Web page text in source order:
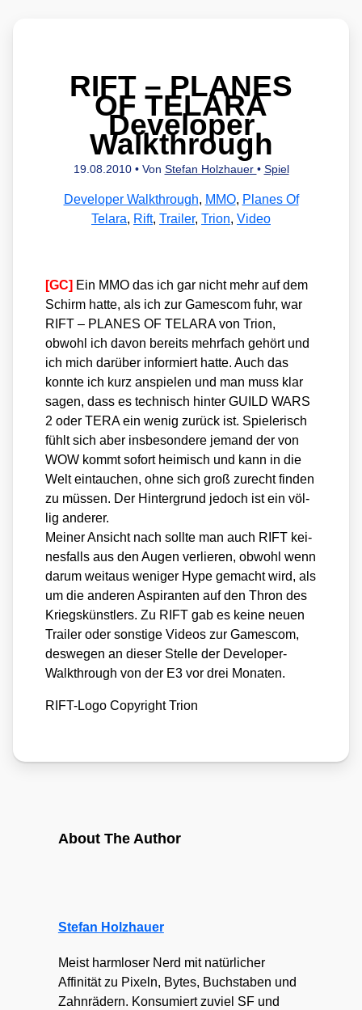
RIFT – PLANES
OF TELARA
Developer
Walkthrough
19.08.2010 • Von Stefan Holzhauer • Spiel
Developer Walkthrough, MMO, Planes Of
Telara, Rift, Trailer, Trion, Video
[GC] Ein MMO das ich gar nicht mehr auf dem
Schirm hat­te, als ich zur Games­com fuhr, war
RIFT – PLANES OF TELARA von Tri­on,
obwohl ich davon bereits mehr­fach gehört und
ich mich dar­über infor­miert hat­te. Auch das
konn­te ich kurz anspie­len und man muss klar
sagen, dass es tech­nisch hin­ter GUILD WARS
2 oder TERA ein wenig zurück ist. Spie­le­risch
fühlt sich aber ins­be­son­de­re jemand der von
WOW kommt sofort hei­misch und kann in die
Welt ein­tau­chen, ohne sich groß zurecht fin­den
zu müs­sen. Der Hin­ter­grund jedoch ist ein völ­
lig ande­rer.
Mei­ner Ansicht nach soll­te man auch RIFT kei­
nes­falls aus den Augen ver­lie­ren, obwohl wenn
dar­um weit­aus weni­ger Hype gemacht wird, als
um die ande­ren Aspi­ran­ten auf den Thron des
Kriegs­künst­lers. Zu RIFT gab es kei­ne neu­en
Trai­ler oder sons­ti­ge Vide­os zur Games­com,
des­we­gen an die­ser Stel­le der Deve­lo­per-
Walk­th­rough von der E3 vor drei Mona­ten.
RIFT-Logo Copy­right Tri­on
About The Author
Stefan Holzhauer
Meist harmloser Nerd mit natürlicher
Affinität zu Pixeln, Bytes, Buchstaben und
Zahnrädern. Konsumiert zuviel SF und